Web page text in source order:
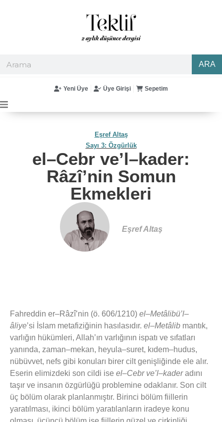
ARA
Yeni Üye Üye Girişi Sepetim
Eşref Altaş
Sayı 3: Özgürlük
el–Cebr ve’l–kader:
Râzî’nin Somun
Ekmekleri
Eşref Altaş
Fahreddin er–Râzî’nin (ö. 606/1210) el–Metâlibü’l–
âliye’si İslam metafiziğinin hasılasıdır. el–Metâlib mantık,
varlığın hükümleri, Allah’ın varlığının ispatı ve sıfatları
yanında, zaman–mekan, heyula–suret, kıdem–hudus,
nübüvvet, nefs gibi konuları birer cilt genişliğinde ele alır.
Eserin elimizdeki son cildi ise el–Cebr ve’l–kaderadını
taşır ve insanın özgürlüğü problemine odaklanır. Son cilt
üç bölüm olarak planlanmıştır. Birinci bölüm fiillerin
yaratılması, ikinci bölüm yaratılanların iradeye konu